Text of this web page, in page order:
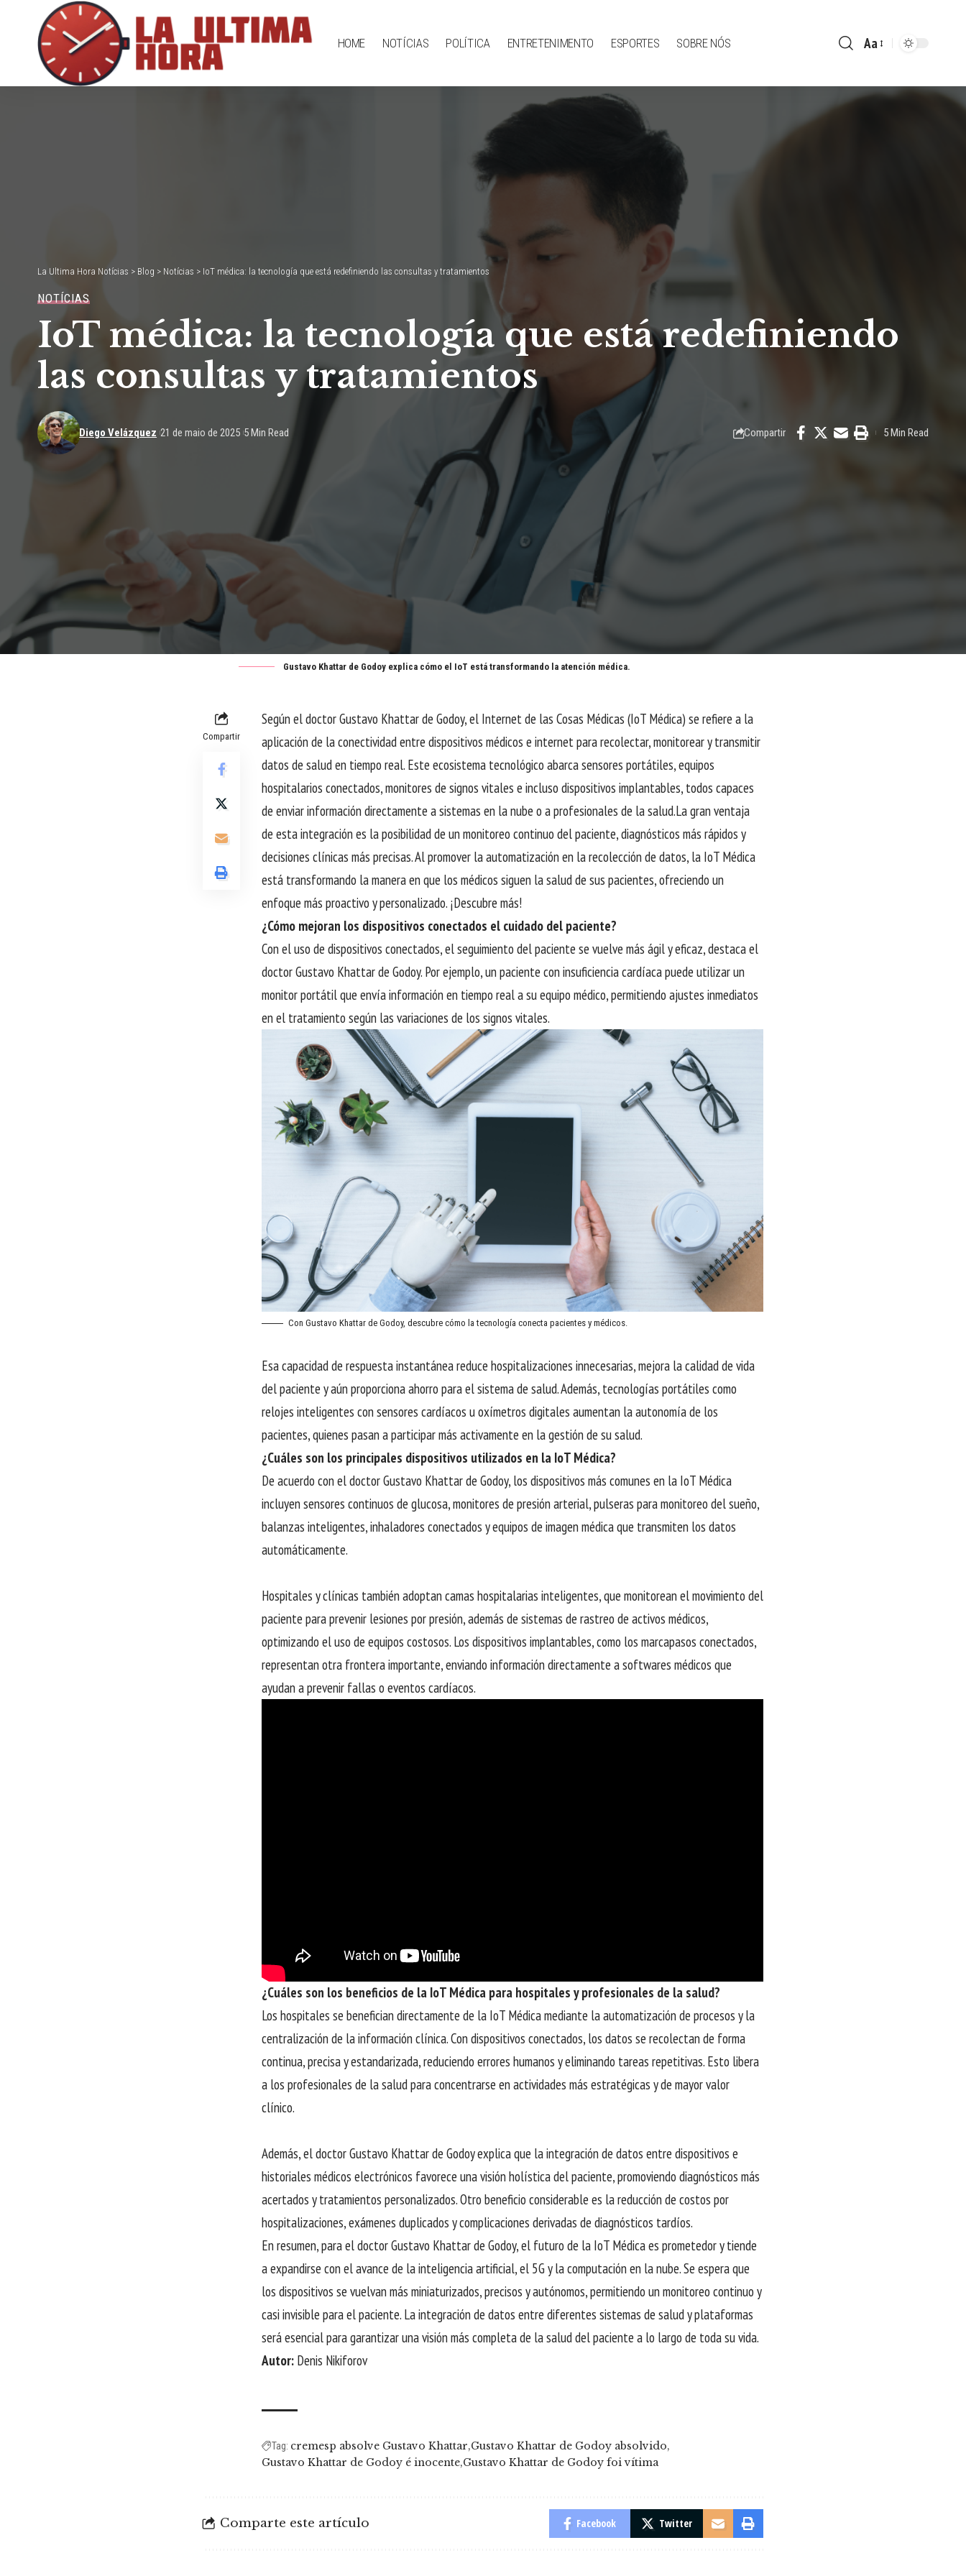
HOME NOTÍCIAS POLÍTICA ENTRETENIMENTO ESPORTES SOBRE NÓS
Font
Aa
La Ultima Hora Notícias > Blog > Notícias > IoT médica: la tecnología que está redefiniendo las consultas y tratamientos
NOTÍCIAS
IoT médica: la tecnología que está redefiniendo
las consultas y tratamientos
Diego Velázquez 21 de maio de 2025 5 Min Read Compartir 5 Min Read
Gustavo Khattar de Godoy explica cómo el IoT está transformando la atención médica.
Compartir
Según el doctorGustavo Khattar de Godoy, el Internet de las Cosas Médicas (IoT Médica) se refiere a la
aplicación de la conectividad entre dispositivos médicos e internet para recolectar, monitorear y transmitir
datos de salud en tiempo real. Este ecosistema tecnológico abarca sensores portátiles, equipos
hospitalarios conectados, monitores de signos vitales e incluso dispositivos implantables, todos capaces
de enviar información directamente a sistemas en la nube o a profesionales de la salud.La gran ventaja
de esta integración es la posibilidad de un monitoreo continuo del paciente, diagnósticos más rápidos y
decisiones clínicas más precisas. Al promover la automatización en la recolección de datos, la IoT Médica
está transformando la manera en que los médicos siguen la salud de sus pacientes, ofreciendo un
enfoque más proactivo y personalizado. ¡Descubre más!
¿Cómo mejoran los dispositivos conectados el cuidado del paciente?
Con el uso de dispositivos conectados, el seguimiento del paciente se vuelve más ágil y eficaz, destaca el
doctor Gustavo Khattar de Godoy. Por ejemplo, un paciente con insuficiencia cardíaca puede utilizar un
monitor portátil que envía información en tiempo real a su equipo médico, permitiendo ajustes inmediatos
en el tratamiento según las variaciones de los signos vitales.
Con Gustavo Khattar de Godoy, descubre cómo la tecnología conecta pacientes y médicos.
Esa capacidad de respuesta instantánea reduce hospitalizaciones innecesarias, mejora la calidad de vida
del paciente y aún proporciona ahorro para el sistema de salud. Además, tecnologías portátiles como
relojes inteligentes con sensores cardíacos u oxímetros digitales aumentan la autonomía de los
pacientes, quienes pasan a participar más activamente en la gestión de su salud.
¿Cuáles son los principales dispositivos utilizados en la IoT Médica?
De acuerdo con el doctor Gustavo Khattar de Godoy, los dispositivos más comunes en la IoT Médica
incluyen sensores continuos de glucosa, monitores de presión arterial, pulseras para monitoreo del sueño,
balanzas inteligentes, inhaladores conectados y equipos de imagen médica que transmiten los datos
automáticamente.
Hospitales y clínicas también adoptan camas hospitalarias inteligentes, que monitorean el movimiento del
paciente para prevenir lesiones por presión, además de sistemas de rastreo de activos médicos,
optimizando el uso de equipos costosos. Los dispositivos implantables, como los marcapasos conectados,
representan otra frontera importante, enviando información directamente a softwares médicos que
ayudan a prevenir fallas o eventos cardíacos.
¿Cuáles son los beneficios de la IoT Médica para hospitales y profesionales de la salud?
Los hospitales se benefician directamente de la IoT Médica mediante la automatización de procesos y la
centralización de la información clínica. Con dispositivos conectados, los datos se recolectan de forma
continua, precisa y estandarizada, reduciendo errores humanos y eliminando tareas repetitivas. Esto libera
a los profesionales de la salud para concentrarse en actividades más estratégicas y de mayor valor
clínico.
Además, el doctor Gustavo Khattar de Godoy explica que la integración de datos entre dispositivos e
historiales médicos electrónicos favorece una visión holística del paciente, promoviendo diagnósticos más
acertados y tratamientos personalizados. Otro beneficio considerable es la reducción de costos por
hospitalizaciones, exámenes duplicados y complicaciones derivadas de diagnósticos tardíos.
En resumen, para el doctor Gustavo Khattar de Godoy, el futuro de la IoT Médica es prometedor y tiende
a expandirse con el avance de la inteligencia artificial, el 5G y la computación en la nube. Se espera que
los dispositivos se vuelvan más miniaturizados, precisos y autónomos, permitiendo un monitoreo continuo y
casi invisible para el paciente. La integración de datos entre diferentes sistemas de salud y plataformas
será esencial para garantizar una visión más completa de la salud del paciente a lo largo de toda su vida.
Autor: Denis Nikiforov
Tag: cremesp absolve Gustavo Khattar Gustavo Khattar de Godoy absolvido
Gustavo Khattar de Godoy é inocente Gustavo Khattar de Godoy foi vítima
Comparte este artículo Facebook Twitter